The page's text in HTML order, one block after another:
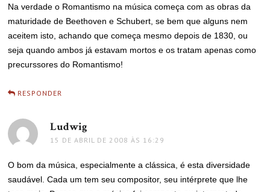
Na verdade o Romantismo na música começa com as obras da
maturidade de Beethoven e Schubert, se bem que alguns nem
aceitem isto, achando que começa mesmo depois de 1830, ou
seja quando ambos já estavam mortos e os tratam apenas como
precurssores do Romantismo!
RESPONDER
Ludwig
15 DE ABRIL DE 2008 ÀS 16:29
O bom da música, especialmente a clássica, é esta diversidade
saudável. Cada um tem seu compositor, seu intérprete que lhe